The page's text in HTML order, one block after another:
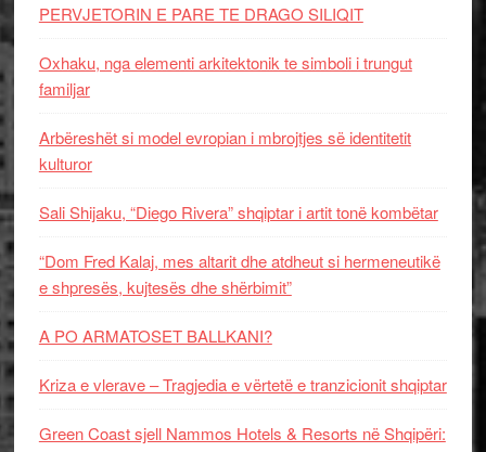
PERVJETORIN E PARE TE DRAGO SILIQIT
Oxhaku, nga elementi arkitektonik te simboli i trungut
familjar
Arbëreshët si model evropian i mbrojtjes së identitetit
kulturor
Sali Shijaku, “Diego Rivera” shqiptar i artit tonë kombëtar
“Dom Fred Kalaj, mes altarit dhe atdheut si hermeneutikë
e shpresës, kujtesës dhe shërbimit”
A PO ARMATOSET BALLKANI?
Kriza e vlerave – Tragjedia e vërtetë e tranzicionit shqiptar
Green Coast sjell Nammos Hotels & Resorts në Shqipëri: